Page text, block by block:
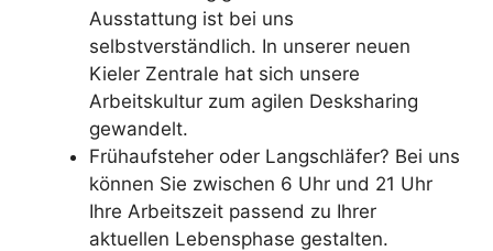
Ausstattung ist bei uns
selbstverständlich. In unserer neuen
Kieler Zentrale hat sich unsere
Arbeitskultur zum agilen Desksharing
gewandelt.
Frühaufsteher oder Langschläfer? Bei uns
können Sie zwischen 6 Uhr und 21 Uhr
Ihre Arbeitszeit passend zu Ihrer
aktuellen Lebensphase gestalten.